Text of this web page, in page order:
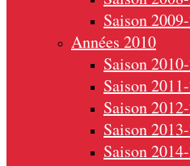
Saison
Années 2010
Saison
Saison
Saison
Saison
Saison